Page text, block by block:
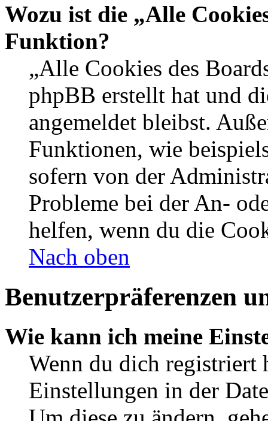
Wozu ist die „Alle
Funktion?
„Alle Cookies des
phpBB erstellt hat und
angemeldet bleibst.
Funktionen, wie
sofern von der
Probleme bei der An-
helfen, wenn du die
Nach oben
Benutzerpräferenzen
Wie kann ich meine
Wenn du dich registriert
Einstellungen in der